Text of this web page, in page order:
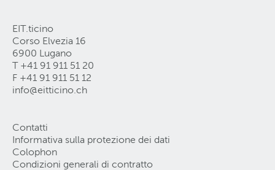
EIT.ticino
Corso Elvezia 16
6900 Lugano
T +41 91 911 51 20
F +41 91 911 51 12
info@eitticino ch
Contatti
Informativa sulla protezione dei dati
Colophon
Condizioni generali di contratto